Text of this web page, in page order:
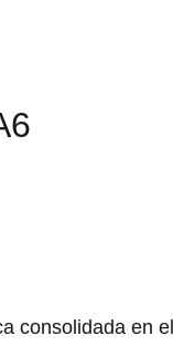
consolidada en